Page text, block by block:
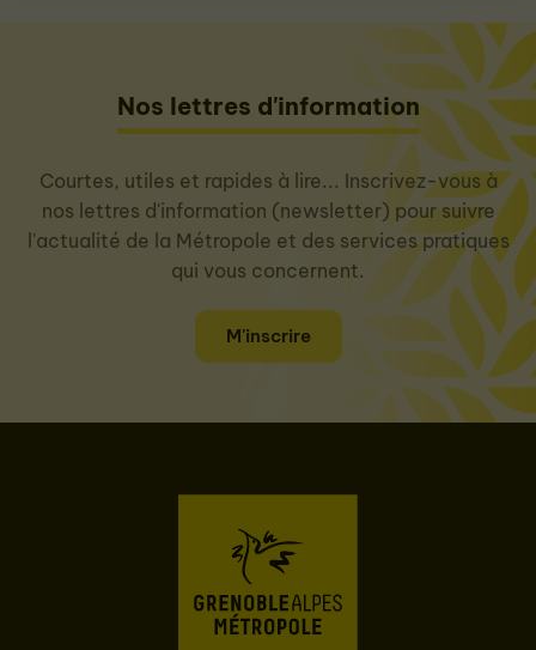
Nos lettres d'information
Courtes, utiles et rapides à lire... Inscrivez-vous à
nos lettres d'information (newsletter) pour suivre
l'actualité de la Métropole et des services pratiques
qui vous concernent.
M'inscrire